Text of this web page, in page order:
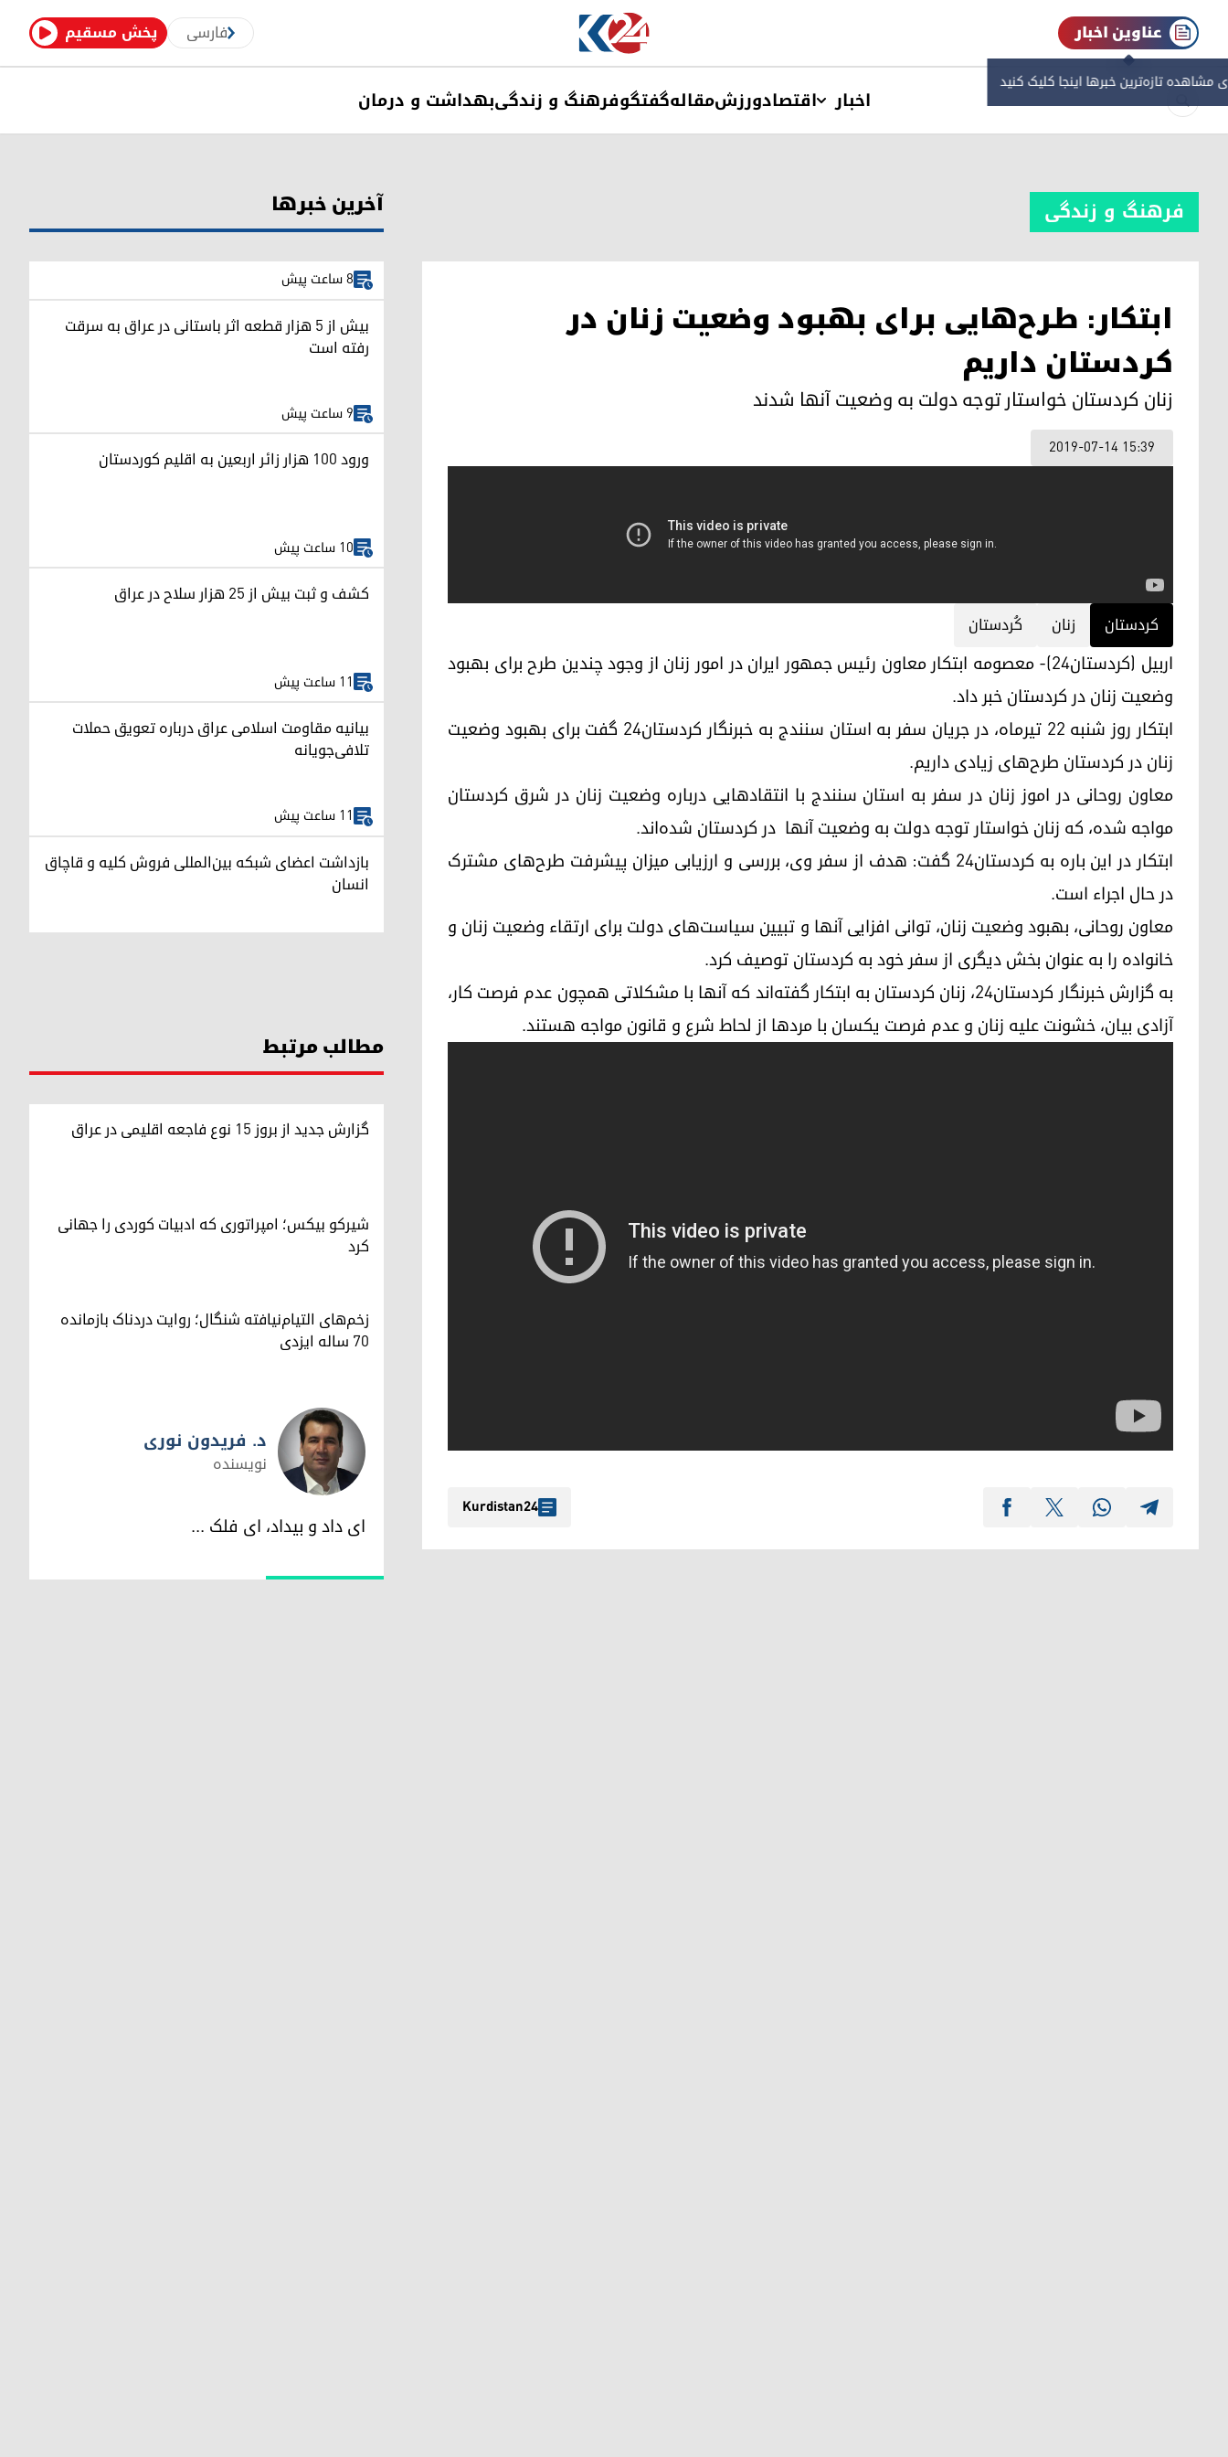
پخش مسقیم فارسی عناوین اخبار
مشاهده‌ تازه‌ترین خبرها اینجا کلیک کنید
اخبار اقتصادورزشمقالهگفتگوفرهنگ و زندگیبهداشت و درمان
فرهنگ و زندگی
ابتکار: طرح‌هایی برای بهبود وضعیت زنان در
کردستان داریم
زنان کردستان خواستار توجه دولت به وضعیت آنها شدند
2019-07-14 15:39
كردستان زنان کُردستان
اربیل (کردستان24)- معصومه ابتکار معاون رئیس جمهور ایران در امور زنان از وجود چندین طرح برای بهبود
وضعیت زنان در کردستان خبر داد.
ابتکار روز شنبه 22 تیرماه، در جریان سفر به استان سنندج به خبرنگار کردستان24 گفت برای بهبود وضعیت
زنان در کردستان طرح‌های زیادی داریم.
معاون روحانی در اموز زنان در سفر به استان سنندج با انتقادهایی درباره وضعیت زنان در شرق کردستان
مواجه شده، که زنان خواستار توجه دولت به وضعیت آنها در کردستان شده‌اند.
ابتکار در این باره به کردستان24 گفت: هدف از سفر وی، بررسی و ارزیابی میزان پیشرفت طرح‌های مشترک
در حال اجراء است.
معاون روحانی، بهبود وضعیت زنان، توانی افزایی آنها و تبیین سیاست‌های دولت برای ارتقاء وضعیت زنان و
خانواده را به عنوان بخش دیگری از سفر خود به کردستان توصیف کرد.
به گزارش خبرنگار کردستان24، زنان کردستان به ابتکار گفته‌اند که آنها با مشکلاتی همچون عدم فرصت کار،
آزادی بیان، خشونت علیه زنان و عدم فرصت یکسان با مردها از لحاط شرع و قانون مواجه هستند.
Kurdistan24
آخرین خبرها
8 ساعت پیش
بیش از ۵ هزار قطعه اثر باستانی در عراق به سرقت
رفته است
9 ساعت پیش
ورود ۱۰۰ هزار زائر اربعین به اقلیم کوردستان
10 ساعت پیش
کشف و ثبت بیش از ۲۵ هزار سلاح در عراق
11 ساعت پیش
بیانیه مقاومت اسلامی عراق درباره تعویق حملات
تلافی‌جویانه
11 ساعت پیش
بازداشت اعضای شبکه بین‌المللی فروش کلیه و قاچاق
انسان
مطالب مرتبط
گزارش جدید از بروز ۱۵ نوع فاجعه اقلیمی در عراق
شیرکو بیکس؛ امپراتوری کە ادبیات کوردی را جهانی
کرد
زخم‌های التیام‌نیافته شنگال؛ روایت دردناک بازمانده
۷۰ ساله ایزدی
د. فریدون نوری
د. فریدون نوری
نویسندە
ای داد و بیداد، ای فلک ...